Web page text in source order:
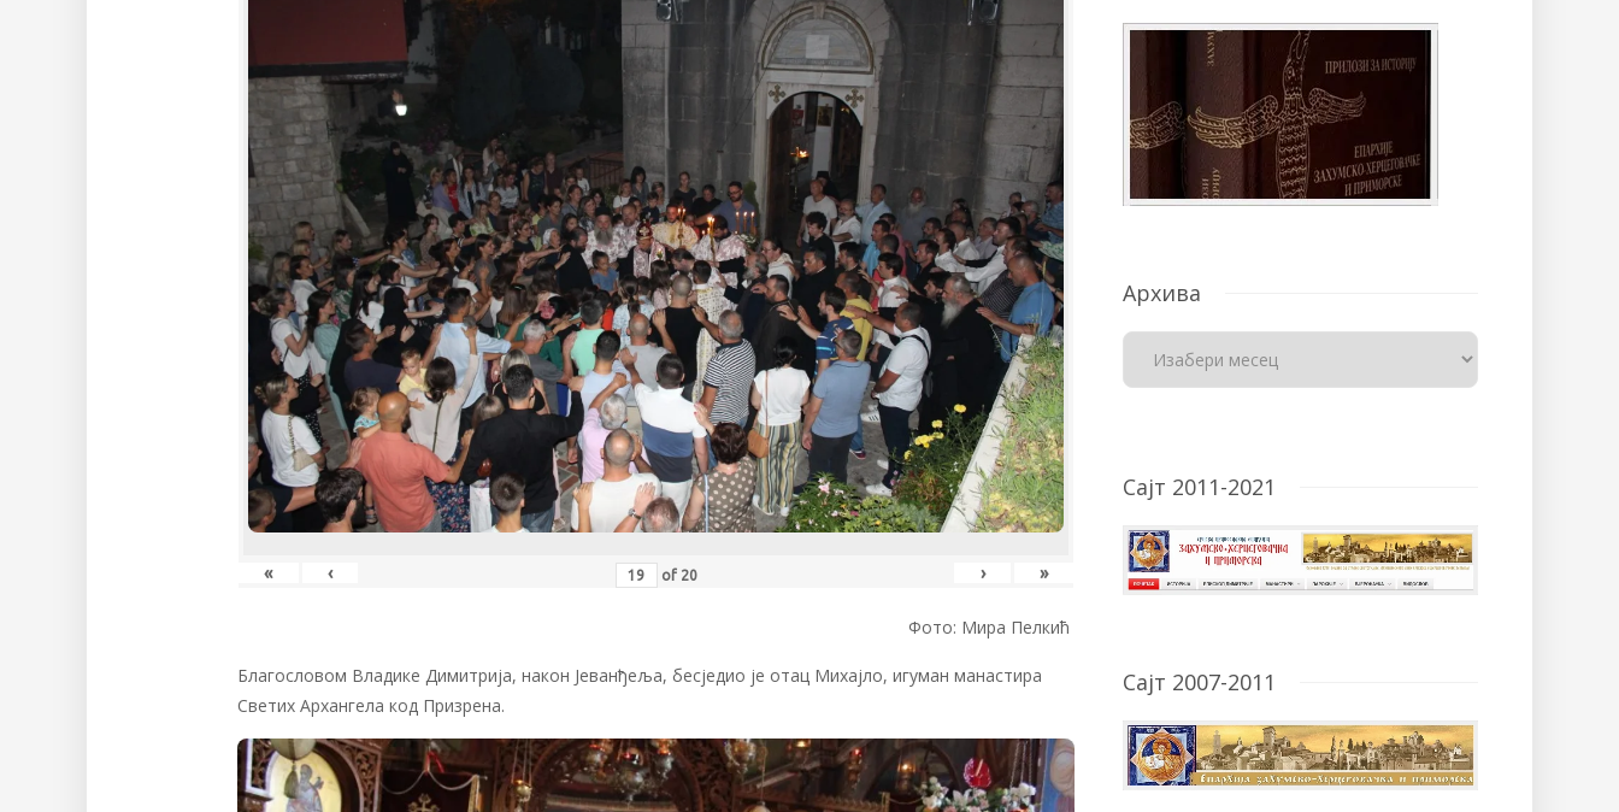
« ‹ of 20 › »
Фото: Мира Пелкић
Благословом Владике Димитрија, након Јеванђеља, бесједио је отац Михајло, игуман манастира
Светих Архангела код Призрена.
Архива
Сајт 2011-2021
Сајт 2007-2011